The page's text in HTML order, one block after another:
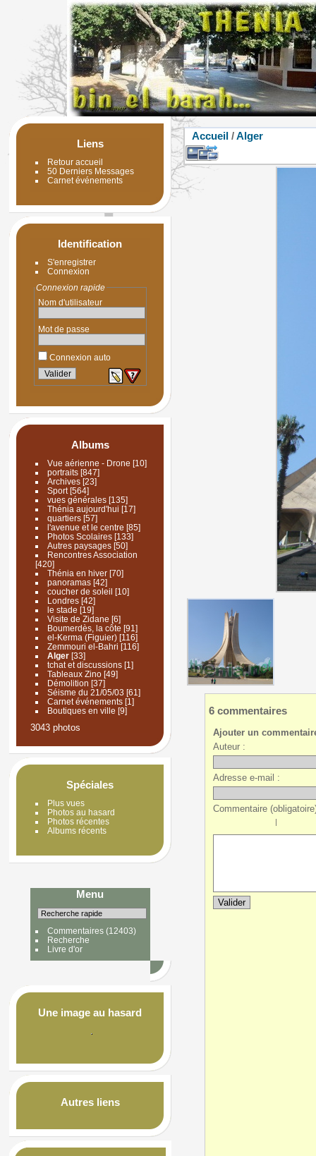
Liens
Retour accueil
50 Derniers Messages
Carnet événements
Identification
S'enregistrer
Connexion
Connexion rapide
Nom d'utilisateur
Mot de passe
Connexion auto
Albums
Vue aérienne - Drone [10]
portraits[847]
Archives [23]
Sport[564]
vues générales[135]
Thénia aujourd'hui [17]
quartiers[57]
l'avenue et le centre [85]
Photos Scolaires[133]
Autres paysages[50]
Rencontres Association
[420]
Thénia en hiver[70]
panoramas[42]
coucher de soleil [10]
Londres[42]
le stade [19]
Visite de Zidane [6]
Boumerdès, la côte [91]
el-Kerma (Figuier)[116]
Zemmouri el-Bahri [116]
Alger[33]
tchat et discussions[1]
Tableaux Zino[49]
Démolition [37]
Séisme du 21/05/03 [61]
Carnet événements[1]
Boutiques en ville [9]
3043 photos
Spéciales
Plus vues
Photos au hasard
Photos récentes
Albums récents
Menu
Commentaires(12403)
Recherche
Livre d'or
Une image au hasard
Autres liens
Accueil /Alger
6 commentaires
Ajouter un
Auteur :
Adresse e-mail :
Commentaire
|